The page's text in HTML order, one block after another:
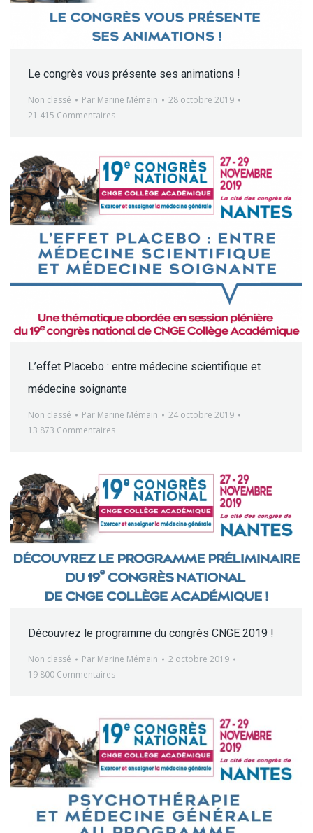
Le congrès vous présente ses animations !
Non classé Par Marine Mémain
28 octobre 2019
21 415 Commentaires
L’effet Placebo : entre médecine scientifique et
médecine soignante
Non classé Par Marine Mémain
24 octobre 2019
13 873 Commentaires
Découvrez le programme du congrès CNGE 2019 !
Non classé Par Marine Mémain
2 octobre 2019
19 800 Commentaires